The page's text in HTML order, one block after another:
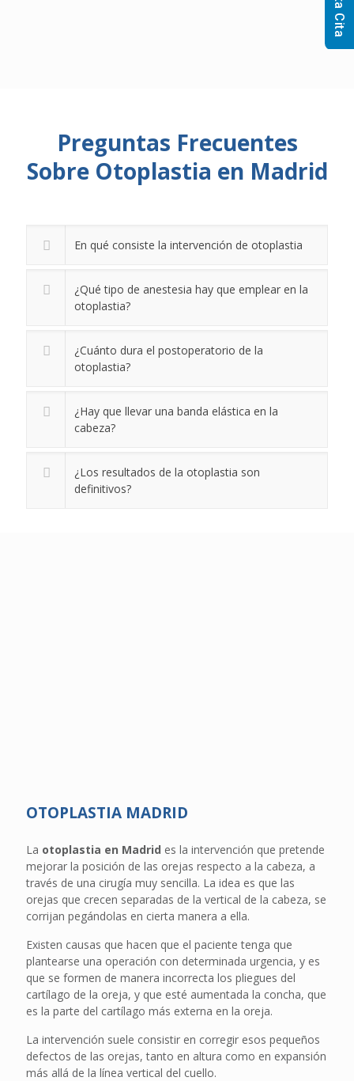
Preguntas Frecuentes
Sobre Otoplastia en Madrid
En qué consiste la intervención de otoplastia
¿Qué tipo de anestesia hay que emplear en la
otoplastia?
¿Cuánto dura el postoperatorio de la
otoplastia?
¿Hay que llevar una banda elástica en la
cabeza?
¿Los resultados de la otoplastia son
definitivos?
OTOPLASTIA MADRID
La otoplastia en Madrid es la intervención que pretende
mejorar la posición de las orejas respecto a la cabeza, a
través de una cirugía muy sencilla. La idea es que las
orejas que crecen separadas de la vertical de la cabeza, se
corrijan pegándolas en cierta manera a ella.
Existen causas que hacen que el paciente tenga que
plantearse una operación con determinada urgencia, y es
que se formen de manera incorrecta los pliegues del
cartílago de la oreja, y que esté aumentada la concha, que
es la parte del cartílago más externa en la oreja.
La intervención suele consistir en corregir esos pequeños
defectos de las orejas, tanto en altura como en expansión
más allá de la línea vertical del cuello.